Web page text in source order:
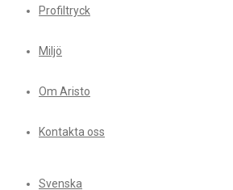
Profiltryck
Miljö
Om Aristo
Kontakta oss
Svenska